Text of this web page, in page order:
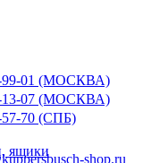
ящики
99-01 (МОСКВА)
13-07 (МОСКВА)
57-70 (СПБ)
shop.ru